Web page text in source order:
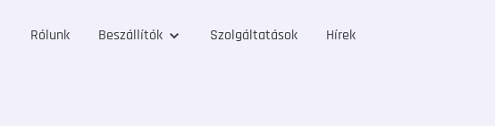
Rólunk Beszállítók Szolgáltatások Hírek